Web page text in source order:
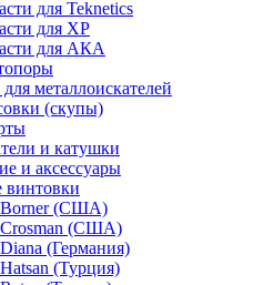
для Teknetics
для XP
для АКА
металлоискателей
(скупы)
и катушки
и аксессуары
винтовки
Borner (США)
(США)
(Германия)
(Турция)